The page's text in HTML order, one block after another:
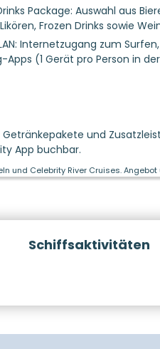
Package: Auswahl aus
Frozen Drinks sowie
Internetzugang zum
Apps (1 Gerät pro Person in
und
App buchbar.
Celebrity River Cruises.
Schiffsaktivitäten